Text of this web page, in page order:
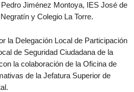
Jiménez Montoya, IES José de
y Colegio La Torre.
la Delegación Local de Participación
de Seguridad Ciudadana de la
la colaboración de la Oficina de
de la Jefatura Superior de